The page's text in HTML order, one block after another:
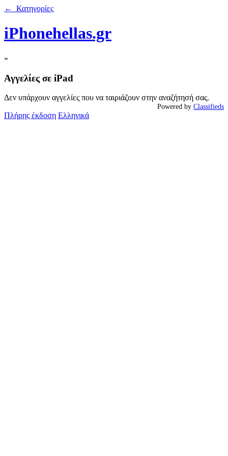
← Κατηγορίες
iPhonehellas.gr
»
Αγγελίες σε iPad
Δεν υπάρχουν αγγελίες που να ταιριάζουν στην αναζήτησή σας.
Powered by Classifieds
Πλήρης έκδοση Ελληνικά